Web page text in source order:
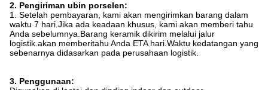
2. Pengiriman ubin porselen:
1. Setelah pembayaran, kami akan mengirimkan barang dalam
waktu 7 hari.Jika ada keadaan khusus, kami akan memberi tahu
Anda sebelumnya.Barang keramik dikirim melalui jalur
logistik.akan memberitahu Anda ETA hari.Waktu kedatangan yang
sebenarnya didasarkan pada perusahaan logistik.
3. Penggunaan: